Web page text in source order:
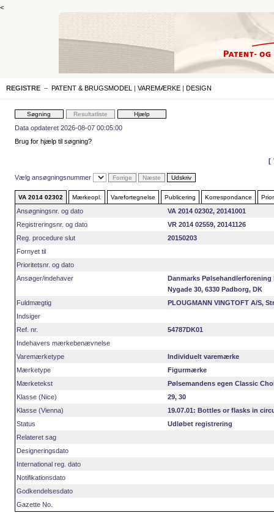
<
REGISTRE – PATENT & BRUGSMODEL | VAREMÆRKE | DESIGN
Data opdateret 2026-08-07 00:05:00
Brug for hjælp til søgning?
Vælg ansøgningsnummer
VA 2014 02302 Mærkeopl. Varefortegnelse Publicering Korrespondance
Ansøgningsnr. og dato
VA 2014 02302, 20141001
Registreringsnr. og dato
VR 2014 02559, 20141126
Reg. procedure slut
20150203
Fornyet til
Prioritetsnr. og dato
Ansøger/indehaver
Danmarks
Nygade 30, 6330 Padborg, DK
Fuldmægtig
PLOUGMANN VINGTOFT A/S,
Indsiger
Ref. nr.
54787DK01
Indehavers mærkebenævnelse
Varemærketype
Individuelt varemærke
Mærketype
Figurmærke
Mærketekst
Pølsemandens egen Classic
Klasse (Nice)
29, 30
Klasse (Vienna)
19.07.01: Bottles or flasks in
Status
Udløbet registrering
Relateret sag
Designeringsdato
International reg. dato
Notifikationsdato
Godkendelsesdato
Gazette No.